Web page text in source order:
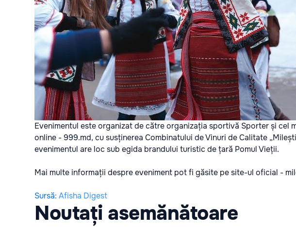
Evenimentul este organizat de către organizația sportivă Sporter și cel
online - 999.md, cu susținerea Combinatului de Vinuri de Calitate
evenimentul are loc sub egida brandului turistic de țară Pomul Vieții.
Mai multe informații despre eveniment pot fi găsite pe site-ul oficial -
Sursă: Afisha Digest
Noutați asemănătoare